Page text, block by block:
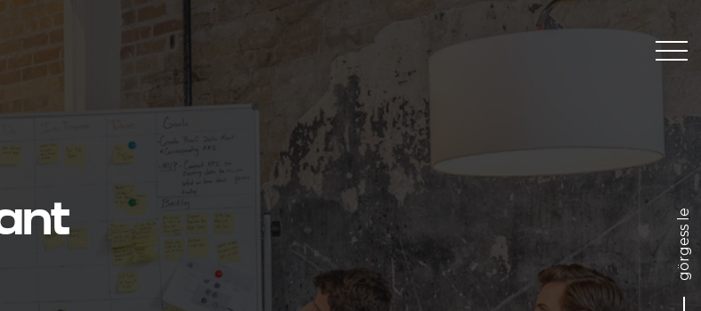
Feladatod van számunkra?
Szolgáltatások
Nézd meg, miket csináltunk!
Referenciák
Feladatunk van számodra!
görgess le